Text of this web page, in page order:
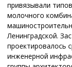
привязывали
молочного
Ленинградской.
проектировалось
инженерной